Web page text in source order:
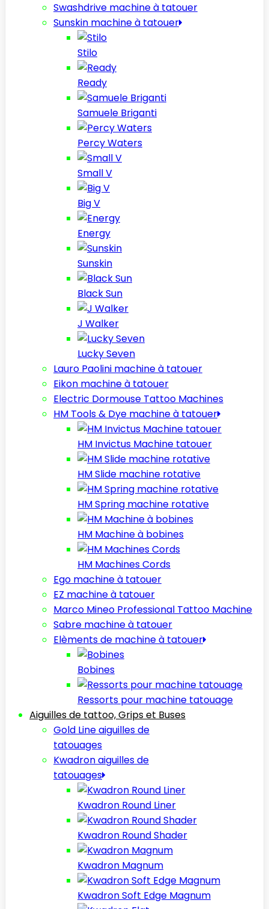
Swashdrive machine à tatouer
Sunskin machine à tatouer
Stilo
Ready
Samuele Briganti
Percy Waters
Small V
Big V
Energy
Sunskin
Black Sun
J Walker
Lucky Seven
Lauro Paolini machine à tatouer
Eikon machine à tatouer
Electric Dormouse Tattoo Machines
HM Tools & Dye machine à tatouer
HM Invictus Machine tatouer
HM Slide machine rotative
HM Spring machine rotative
HM Machine à bobines
HM Machines Cords
Ego machine à tatouer
EZ machine à tatouer
Marco Mineo Professional Tattoo Machine
Sabre machine à tatouer
Elèments de machine à tatouer
Bobines
Ressorts pour machine tatouage
Aiguilles de tattoo, Grips et Buses
Gold Line aiguilles de
tatouages
Kwadron aiguilles de
tatouages
Kwadron Round Liner
Kwadron Round Shader
Kwadron Magnum
Kwadron Soft Edge Magnum